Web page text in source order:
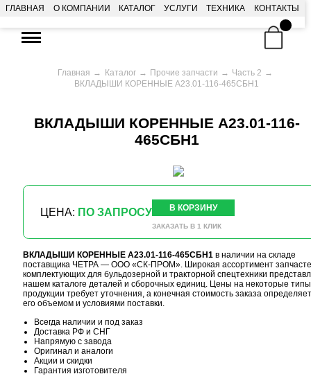
ГЛАВНАЯ О КОМПАНИИ КАТАЛОГ УСЛУГИ ТЕХНИКА КОНТАКТЫ
Главная Каталог Прочие запчасти
Часть 2
ВКЛАДЫШИ КОРЕННЫЕ А23.01-116-465СБН1
ВКЛАДЫШИ КОРЕННЫЕ А23.01-116-
465СБН1
ЦЕНА: ПО ЗАПРОСУ В КОРЗИНУ
ЗАКАЗАТЬ В 1 КЛИК
ВКЛАДЫШИ КОРЕННЫЕ А23.01-116-465СБН1в наличии на складе
поставщика ЧЕТРА — ООО «СК-ПРОМ». Широкая ассортимент
комплектующих для бульдозерной и тракторной спецтехники
нашем каталоге деталей и сборочных единиц. Цены на некоторые типы
продукции требует уточнения, а конечная стоимость заказа
его объемом и условиями поставки.
Всегда наличии и под заказ
Доставка РФ и СНГ
Напрямую с завода
Оригинал и аналоги
Акции и скидки
Гарантия изготовителя